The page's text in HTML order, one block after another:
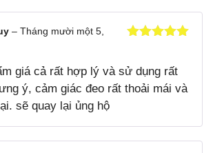
sao
– Tháng mười một 5,
giá cả rất hợp lý và sử dụng rất
ý, cảm giác đeo rất thoải mái và
sẽ quay lại ủng hộ